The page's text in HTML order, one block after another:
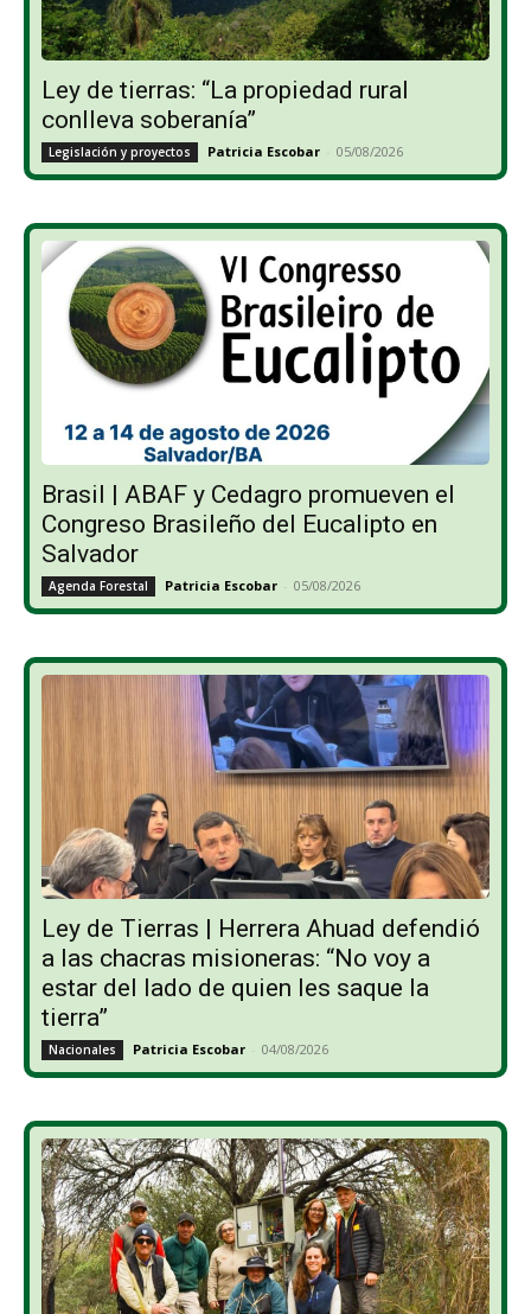
Ley de tierras: “La propiedad rural
conlleva soberanía”
Legislación y proyectos Patricia Escobar - 05/08/2026
Brasil | ABAF y Cedagro promueven el
Congreso Brasileño del Eucalipto en
Salvador
Agenda Forestal Patricia Escobar - 05/08/2026
Ley de Tierras | Herrera Ahuad defendió
a las chacras misioneras: “No voy a
estar del lado de quien les saque la
tierra”
Nacionales Patricia Escobar - 04/08/2026